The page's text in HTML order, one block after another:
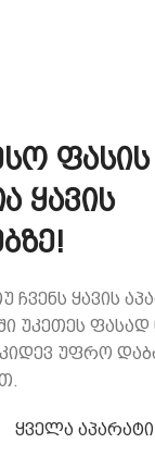
ფასის
ყავის
ჩვენს ყავის
უკეთეს ფასად
კიდევ უფრო
ყველა აპარატი